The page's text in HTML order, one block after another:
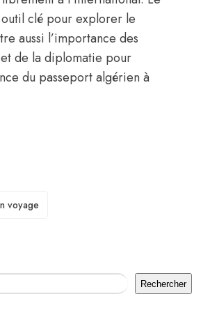
clé pour explorer le
aussi l’importance des
de la diplomatie pour
du passeport algérien à
voyage
Rechercher